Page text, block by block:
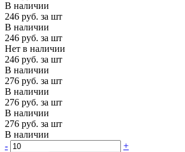
В наличии
246 руб. за шт
В наличии
246 руб. за шт
Нет в наличии
246 руб. за шт
В наличии
276 руб. за шт
В наличии
276 руб. за шт
В наличии
276 руб. за шт
В наличии
-
+